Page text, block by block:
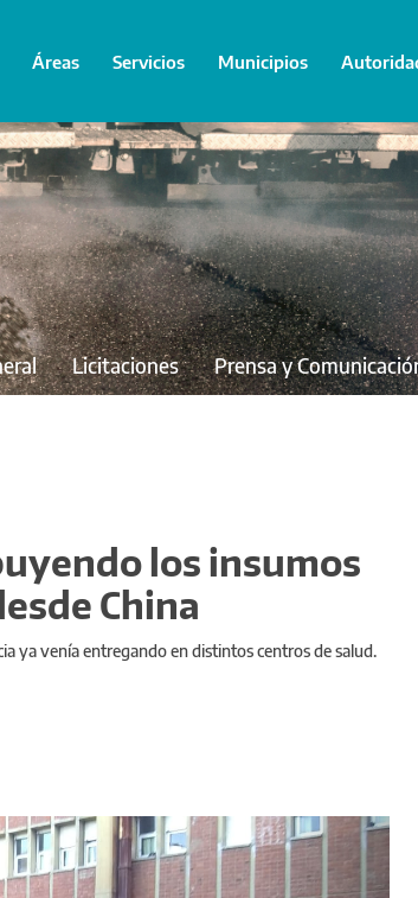
Áreas Servicios Municipios
Licitaciones Prensa y
los insumos
China
ya venía entregando en distintos centros de salud.